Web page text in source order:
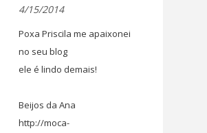
4/15/2014
Poxa Priscila me apaixonei
no seu blog
ele é lindo demais!
Beijos da Ana
http://moca-